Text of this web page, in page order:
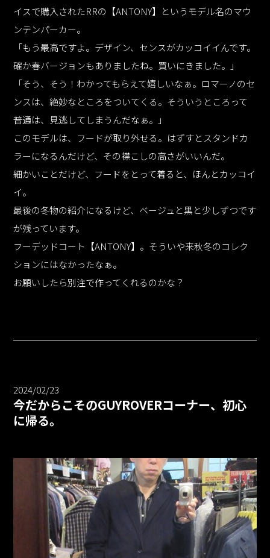
イスで購入されたRRの【ANTONY】というモデル名のマウ
ンテンパーカー。
「もう最高ですよ。デザイン、センスがカッコイイんです。
確か春バージョンもありましたね。買いにきました。」
「そう、そう！わかってもらえて嬉しいなぁ。ロマーノのセ
ンスは、絶妙なところをついてくる。そういうところって
普通は、見逃してしまうんだなぁ。」
このモデルは、フードが取り外せる。はずすとスタンドカ
ラーになるんだけど、その襟こしの高さがいいんだ。
細かいことだけど、フードをとって着ると、ほんとカッコイ
イ。
最後の冬物の紹介になるけど、ベージュと黒と少しずつです
が残っています。
フーデッドコート【ANTONY】。そういや来秋冬のコレク
ションにはなかったなぁ。
お願いしたら別注で作ってくれるのかな？
2024/02/23
今だからこそのGUYROVERコーナー、初心
に帰る。